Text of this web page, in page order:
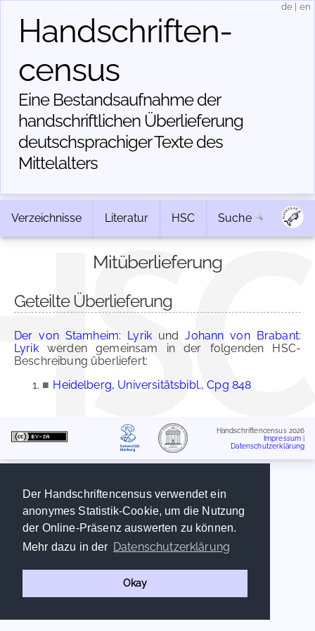
Der Handschriftencensus verwendet ein
anonymes Statistik-Cookie, um die Nutzung
der Online-Präsenz auswerten zu können.
Mehr dazu in der Datenschutzerklärung
Okay
Handschriften­
census
Eine Bestandsaufnahme der
handschriftlichen Über­lieferung
deutschsprachiger Texte des
Mittelalters
de en
Verzeichnisse Literatur HSC Suche
Mitüberlieferung
Geteilte Überlieferung
Der von Stamheim: Lyrik undJohann von Brabant:
Lyrikwerden gemeinsam in der folgenden HSC-
Beschreibung überliefert:
■ Heidelberg, Universitätsbibl., Cpg 848
Handschriftencensus 2026
Impressum
Datenschutzerklärung